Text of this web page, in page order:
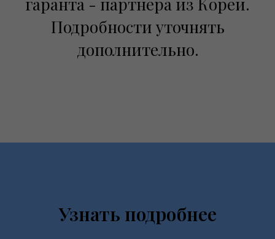
Подробности уточнять
дополнительно.
Узнать подробнее